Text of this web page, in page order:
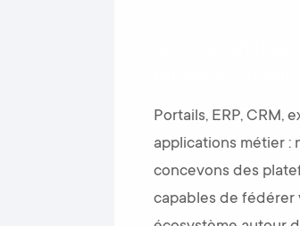
Portails, ERP, CRM,
applications métier :
concevons des
capables de fédérer